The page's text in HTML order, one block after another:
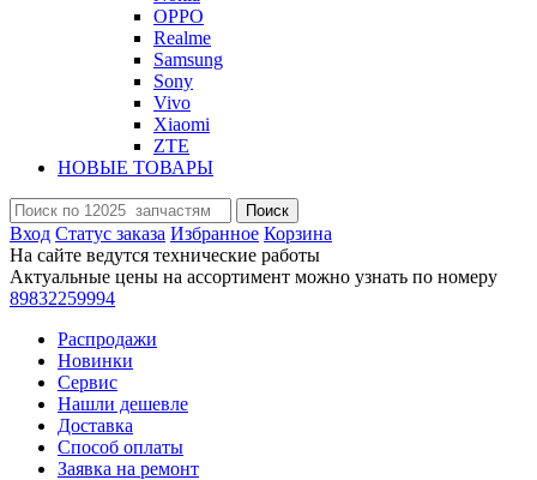
OPPO
Realme
Samsung
Sony
Vivo
Xiaomi
ZTE
НОВЫЕ ТОВАРЫ
Поиск
Вход Статус заказа Избранное Корзина
На сайте ведутся технические работы
Актуальные цены на ассортимент можно узнать по номеру
89832259994
Распродажи
Новинки
Сервис
Нашли дешевле
Доставка
Способ оплаты
Заявка на ремонт